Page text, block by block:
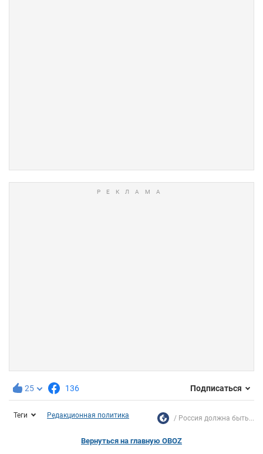
25 136 Подписаться
Теги Редакционная политика Россия должна быть...
Вернуться на главную OBOZ